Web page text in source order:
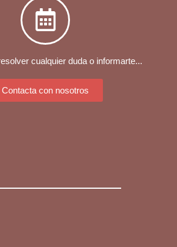
cualquier duda o informarte...
Contacta con nosotros